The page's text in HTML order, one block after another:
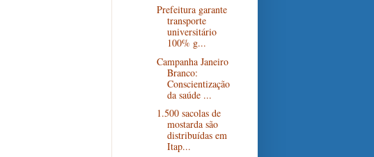
Prefeitura garante
transporte
universitário
100% g...
Campanha Janeiro
Branco:
Conscientização
da saúde ...
1.500 sacolas de
mostarda são
distribuídas em
Itap...